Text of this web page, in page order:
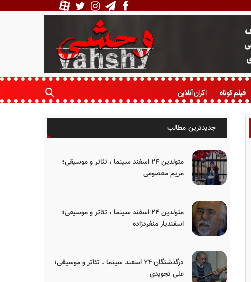
فیلم کوتاه اکران آنلاین
جدیدترین مطالب
متولدین ۲۴ اسفند سینما ، تئاتر و موسیقی؛
مریم معصومی
متولدین ۲۴ اسفند سینما ، تئاتر و موسیقی؛
اسفندیار منفردزاده
درگذشتگان ۲۴ اسفند سینما ، تئاتر و موسیقی؛
علی تجویدی